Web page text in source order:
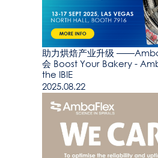
助力烘焙产业升级
会 Boost Your Bakery -
the IBIE
2025.08.22